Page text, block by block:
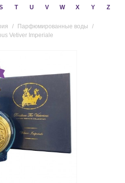
T U V W X Y Z
/ Парфюмированные воды
/
Vetiver Imperiale